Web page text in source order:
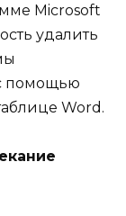
Microsoft
удалить
помощью
Word.